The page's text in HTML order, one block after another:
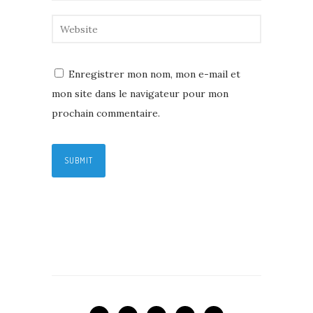
Enregistrer mon nom, mon e-mail et
mon site dans le navigateur pour mon
prochain commentaire.